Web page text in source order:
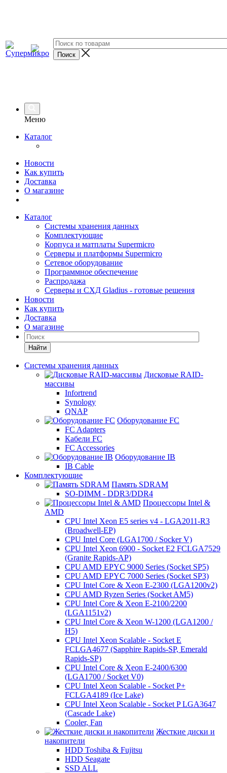
Меню
Каталог
Новости
Как купить
Доставка
О магазине
Каталог
Системы хранения данных
Комплектующие
Корпуса и матплаты Supermicro
Серверы и платформы Supermicro
Сетевое оборудование
Программное обеспечение
Распродажа
Серверы и СХД Gladius - готовые решения
Новости
Как купить
Доставка
О магазине
Найти
Системы хранения данных
Дисковые RAID-
массивы
Infortrend
Synology
QNAP
Оборудование FC
FC Adapters
Кабели FC
FC Accessories
Оборудование IB
IB Cable
Комплектующие
Память SDRAM
SO-DIMM - DDR3/DDR4
Процессоры Intel &
AMD
CPU Intel Xeon E5 series v4 - LGA2011-R3
(Broadwell-EP)
CPU Intel Core (LGA1700 / Socker V)
CPU Intel Xeon 6900 - Socket E2 FCLGA7529
(Granite Rapids-AP)
CPU AMD EPYC 9000 Series (Socket SP5)
CPU AMD EPYC 7000 Series (Socket SP3)
CPU Intel Core & Xeon E-2300 (LGA1200v2)
CPU AMD Ryzen Series (Socket AM5)
CPU Intel Core & Xeon E-2100/2200
(LGA1151v2)
CPU Intel Core & Xeon W-1200 (LGA1200 /
H5)
CPU Intel Xeon Scalable - Socket E
FCLGA4677 (Sapphire Rapids-SP, Emerald
Rapids-SP)
CPU Intel Core & Xeon E-2400/6300
(LGA1700 / Socket V0)
CPU Intel Xeon Scalable - Socket P+
FCLGA4189 (Ice Lake)
CPU Intel Xeon Scalable - Socket P LGA3647
(Cascade Lake)
Cooler, Fan
Жесткие диски и
накопители
HDD Toshiba & Fujitsu
HDD Seagate
SSD ALL